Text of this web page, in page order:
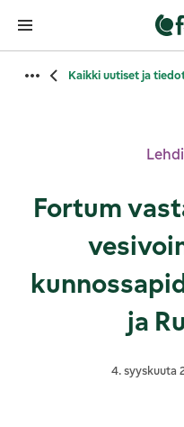
Kaikki uutiset ja
Fortum
ja
4. syyskuuta